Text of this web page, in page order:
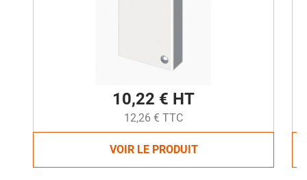
10,22 € HT
12,26 € TTC
VOIR LE PRODUIT